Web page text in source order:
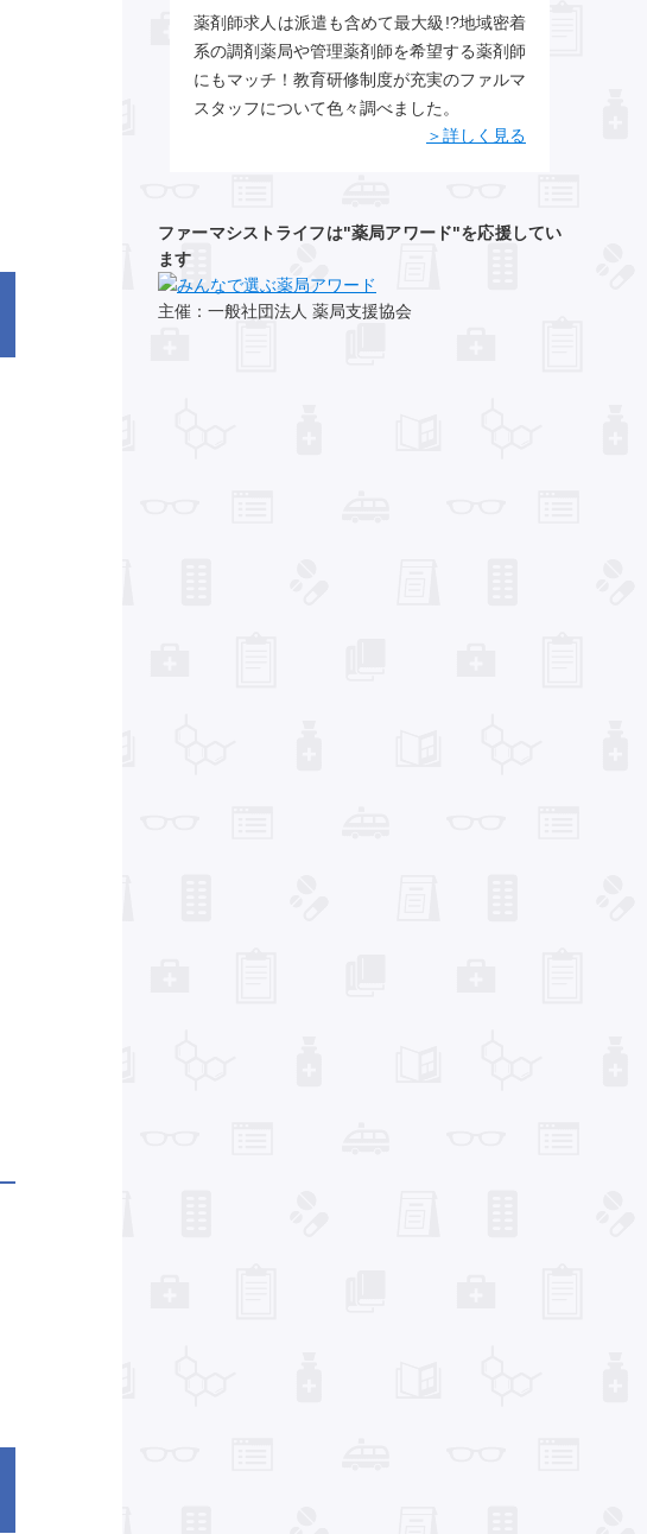
薬剤師求人は派遣も含めて最大級!?地域密着
系の調剤薬局や管理薬剤師を希望する薬剤師
にもマッチ！教育研修制度が充実のファルマ
スタッフについて色々調べました。
＞詳しく見る
ファーマシストライフは"薬局アワード"を応援してい
ます
主催：一般社団法人 薬局支援協会